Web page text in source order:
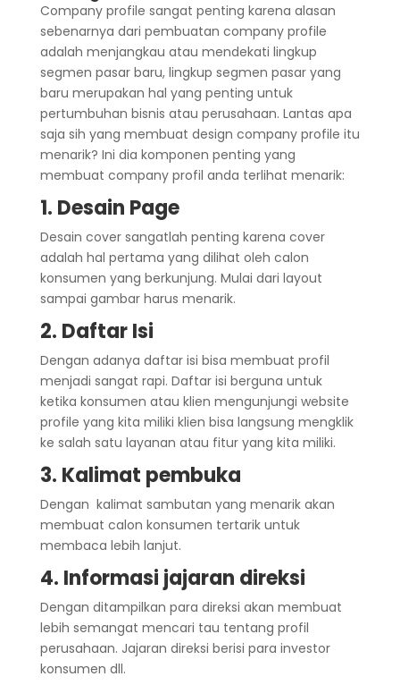
Company profile sangat penting karena alasan
sebenarnya dari pembuatan company profile
adalah menjangkau atau mendekati lingkup
segmen pasar baru, lingkup segmen pasar yang
baru merupakan hal yang penting untuk
pertumbuhan bisnis atau perusahaan. Lantas apa
saja sih yang membuat design company profile itu
menarik? Ini dia komponen penting yang
membuat company profil anda terlihat menarik:
1. Desain Page
Desain cover sangatlah penting karena cover
adalah hal pertama yang dilihat oleh calon
konsumen yang berkunjung. Mulai dari layout
sampai gambar harus menarik.
2. Daftar Isi
Dengan adanya daftar isi bisa membuat profil
menjadi sangat rapi. Daftar isi berguna untuk
ketika konsumen atau klien mengunjungi website
profile yang kita miliki klien bisa langsung mengklik
ke salah satu layanan atau fitur yang kita miliki.
3. Kalimat pembuka
Dengan kalimat sambutan yang menarik akan
membuat calon konsumen tertarik untuk
membaca lebih lanjut.
4. Informasi jajaran direksi
Dengan ditampilkan para direksi akan membuat
lebih semangat mencari tau tentang profil
perusahaan. Jajaran direksi berisi para investor
konsumen dll.